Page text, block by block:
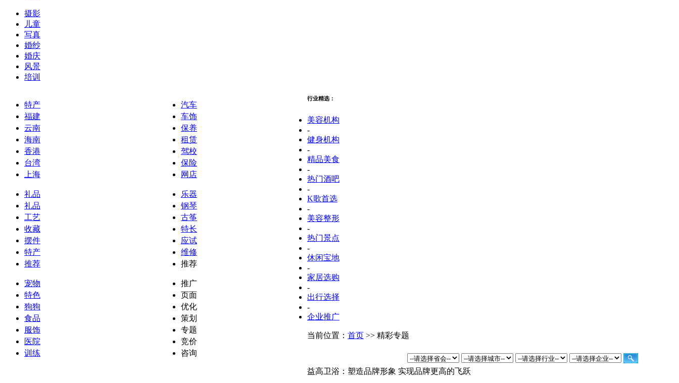
摄影
儿童
写真
婚纱
婚庆
风景
培训
特产
福建
云南
海南
香港
台湾
上海
礼品
礼品
工艺
收藏
摆件
特产
推荐
宠物
特色
狗狗
食品
服饰
医院
训练
汽车
车饰
保养
租赁
驾校
保险
网店
乐器
钢琴
古筝
特长
应试
维修
推荐
推广
页面
优化
策划
专题
竞价
咨询
行业精选：
美容机构
-
健身机构
-
精品美食
-
热门酒吧
-
K歌首选
-
美容整形
-
热门景点
-
休闲宝地
-
家居选购
-
出行选择
-
企业推广
当前位置： 首页 >> 精彩专题
益高卫浴：塑造品牌形象 实现品牌更高的飞跃